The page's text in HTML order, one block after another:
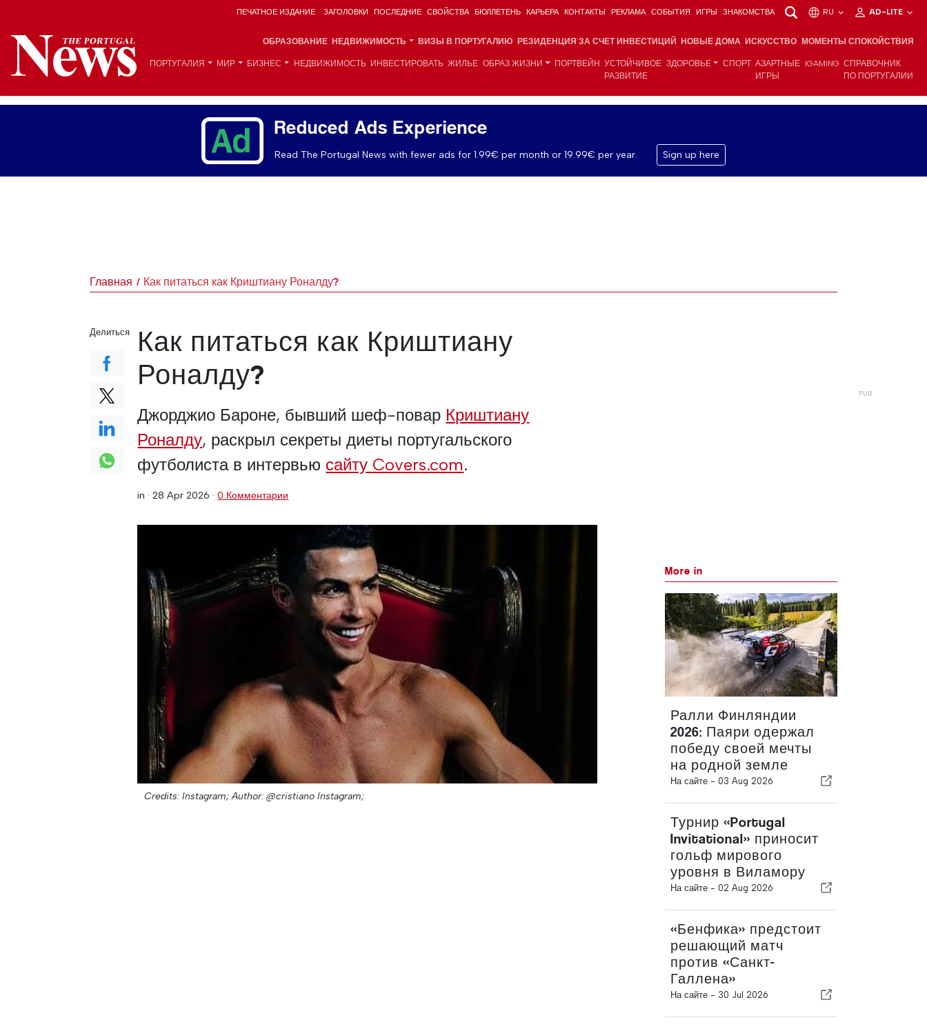
ПЕЧАТНОЕ ИЗДАНИЕ ЗАГОЛОВКИ ПОСЛЕДНИЕ СВОЙСТВА БЮЛЛЕТЕНЬ КАРЬЕРА КОНТАКТЫ РЕКЛАМА СОБЫТИЯ ИГРЫ ЗНАКОМСТВА RU AD-LITE
ОБРАЗОВАНИЕ НЕДВИЖИМОСТЬ ВИЗЫ В ПОРТУГАЛИЮ РЕЗИДЕНЦИЯ ЗА СЧЕТ ИНВЕСТИЦИЙ НОВЫЕ ДОМА ИСКУССТВО МОМЕНТЫ СПОКОЙСТВИЯ
ПОРТУГАЛИЯ МИР БИЗНЕС НЕДВИЖИМОСТЬ ИНВЕСТИРОВАТЬ ЖИЛЬЕ ОБРАЗ ЖИЗНИ ПОРТВЕЙН УСТОЙЧИВОЕ
РАЗВИТИЕ
ЗДОРОВЬЕ СПОРТ АЗАРТНЫЕ
ИГРЫ
IGAMING СПРАВОЧНИК
ПО ПОРТУГАЛИИ
Reduced Ads Experience
Read The Portugal News with fewer ads for 1.99€ per month or 19.99€ per year. Sign up here
Главная Как питаться как Криштиану Роналду?
Как питаться как Криштиану
Роналду?
Джорджио Бароне, бывший шеф-повар Криштиану
Роналду, раскрыл секреты диеты португальского
футболиста в интервью сайту Covers.com.
in ·28 Apr 2026 ·0 Комментарии
Credits: Instagram; Author: @cristiano Instagram;
Делиться
More in
Ралли Финляндии
2026: Паяри одержал
победу своей мечты
на родной земле
На сайте - 03 Aug 2026
Турнир «Portugal
Invitational» приносит
гольф мирового
уровня в Виламору
На сайте - 02 Aug 2026
«Бенфика» предстоит
решающий матч
против «Санкт-
Галлена»
На сайте - 30 Jul 2026